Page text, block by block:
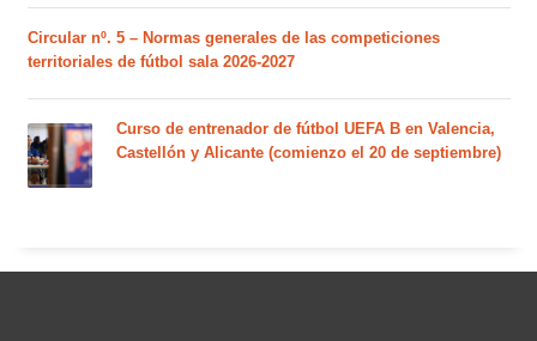
Circular nº. 5 – Normas generales de las competiciones
territoriales de fútbol sala 2026-2027
Curso de entrenador de fútbol UEFA B en Valencia,
Castellón y Alicante (comienzo el 20 de septiembre)